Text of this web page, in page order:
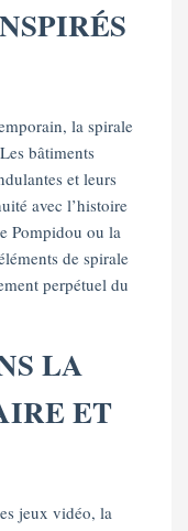
la spirale
bâtiments
et leurs
avec l’histoire
Pompidou ou la
de spirale
perpétuel du
LA
ET
jeux vidéo, la